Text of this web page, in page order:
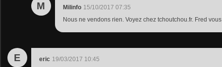
M Milinfo 15/10/2017 07:35
Nous ne vendons rien. Voyez chez tchoutchou.fr. Fred
E eric 19/03/2017 10:45